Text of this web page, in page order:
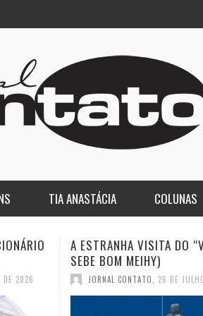
TIA ANASTÁCIA COLUNAS
(JC
DE 2026
QUASE: A PIOR PALAVRA
DICIONÁRIO (JC SEBE
JORNAL CONTATO 19 DE